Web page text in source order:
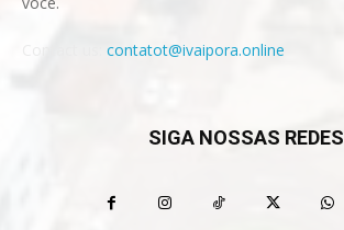
contatot@ivaipora.online
SIGA NOSSAS REDES